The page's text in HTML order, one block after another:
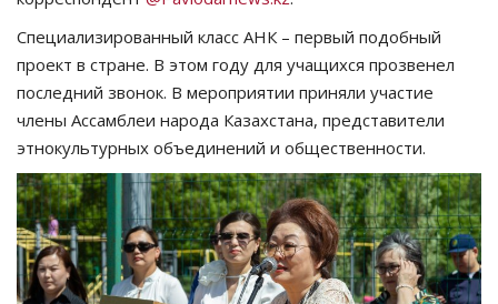
Язык
Қазақша Русский
Специализированный класс АНК – первый подобный
проект в стране. В этом году для учащихся прозвенел
последний звонок. В мероприятии приняли участие
члены Ассамблеи народа Казахстана, представители
этнокультурных объединений и общественности.